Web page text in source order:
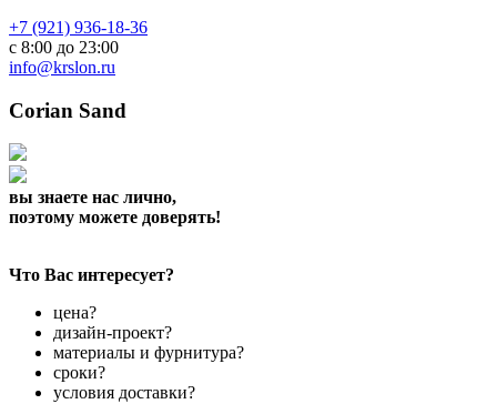
+7 (921) 936-18-36
с 8:00 до 23:00
info@krslon.ru
Corian Sand
вы знаете нас лично,
поэтому можете доверять!
Что Вас интересует?
цена?
дизайн-проект?
материалы и фурнитура?
сроки?
условия доставки?